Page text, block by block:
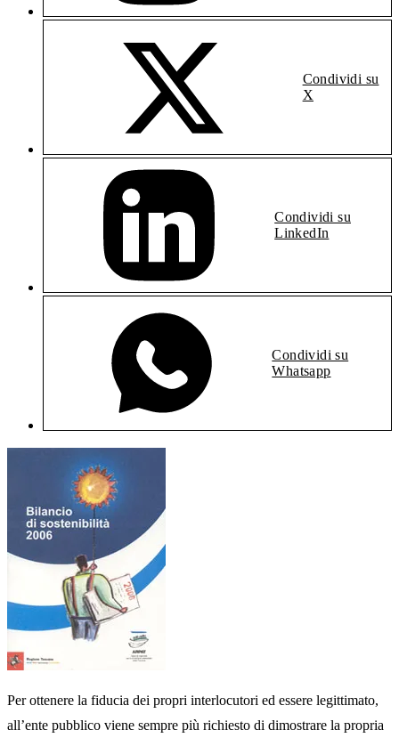
Condividi su
X
Condividi su
LinkedIn
Condividi su
Whatsapp
Per ottenere la fiducia dei propri interlocutori ed essere legittimato,
all’ente pubblico viene sempre più richiesto di dimostrare la propria